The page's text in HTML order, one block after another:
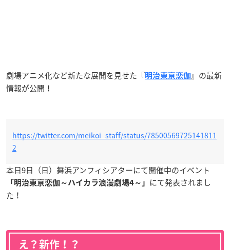
劇場アニメ化など新たな展開を見せた 『明治東亰恋伽 』 の最新
情報が公開！
https://twitter.com/meikoi_staff/status/78500569725141811
2
本日9日（日）舞浜アンフィシアターにて開催中のイベント
「明治東亰恋伽～ハイカラ浪漫劇場4～」
にて発表されまし
た！
え？新作！？